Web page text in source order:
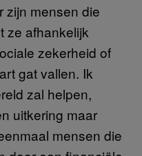
zijn mensen die
ze afhankelijk
zekerheid of
gat vallen. Ik
zal helpen,
uitkering maar
mensen die